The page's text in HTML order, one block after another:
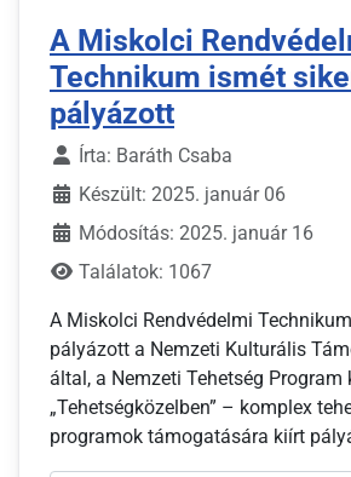
A Miskolci
Technikum ismét
pályázott
Írta: Baráth Csaba
Készült: 2025. január 06
Módosítás: 2025. január 16
Találatok: 1067
A Miskolci Rendvédelmi
pályázott a Nemzeti Kulturális
által, a Nemzeti Tehetség Program
„Tehetségközelben” – komplex
programok támogatására kiírt